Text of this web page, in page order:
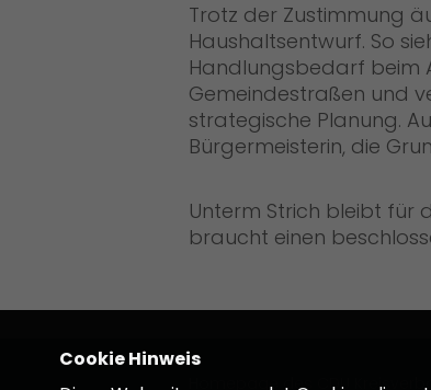
Trotz der Zustimmung
Haushaltsentwurf. So
Handlungsbedarf beim
Gemeindestraßen und
strategische Planung.
Bürgermeisterin, die
Unterm Strich bleibt für
braucht einen
Homepage des CDU
Cookie Hinweis